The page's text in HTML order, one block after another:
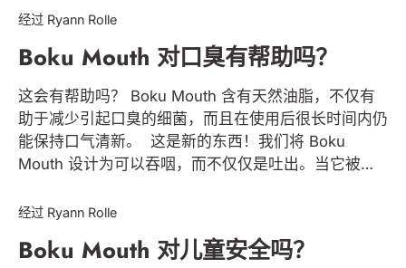
经过 Ryann Rolle
Boku Mouth 对口臭有帮助吗？
这会有帮助吗？ Boku Mouth 含有天然油脂，不仅有
助于减少引起口臭的细菌，而且在使用后很长时间内仍
能保持口气清新。 这是新的东西！我们将 Boku
Mouth 设计为可以吞咽，而不仅仅是吐出。当它被吞
天保持超级清新。
经过 Ryann Rolle
Boku Mouth 对儿童安全吗？